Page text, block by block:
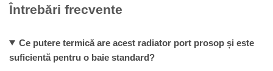
Întrebări frecvente
Ce putere termică are acest radiator port prosop și este
suficientă pentru o baie standard?